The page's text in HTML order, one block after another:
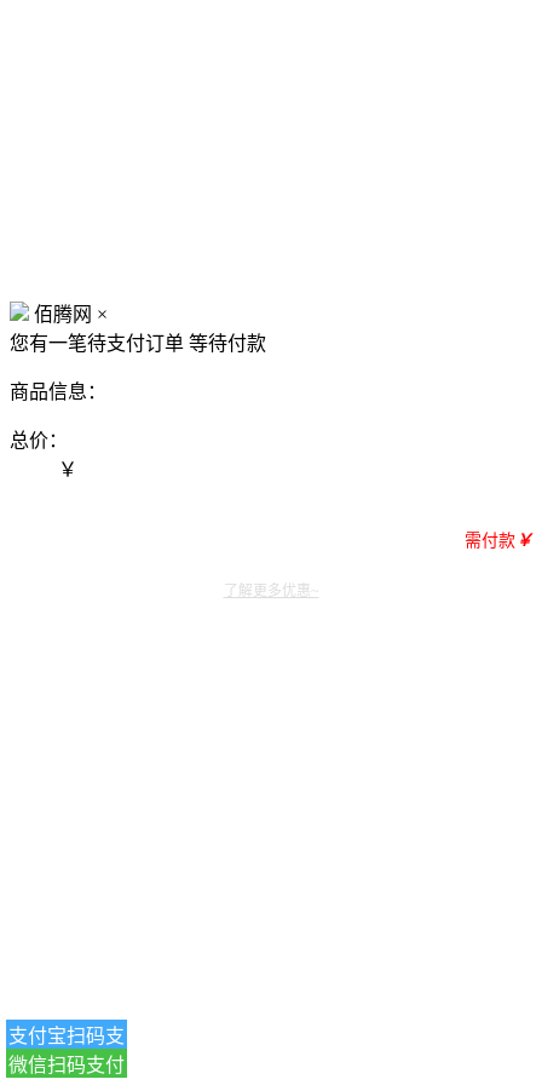
佰腾网 ×
您有一笔待支付订单 等待付款
商品信息：
总价：
￥
需付款 ￥
支付宝扫码支
付
微信扫码支付
了解更多优惠~